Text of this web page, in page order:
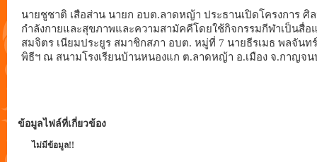
นายชูชาติ เสือส่าน นายก อบต.ลาดหญ้า ประธานเปิดโครงการ ศิ
กำลังกายและสุขภาพและความสามัคคีโดยใช้กิจกรรมกีฬาเป็นสื่อ
สมจิตร เนียมประยูร สมาชิกสภา อบต. หมู่ที่ 7 นายธีรเมธ พลจัน
พิธีฯ ณ สนามโรงเรียนบ้านหนองแก ต.ลาดหญ้า อ.เมือง จ.กาญจน
ข้อมูลไฟล์ที่เกี่ยวข้อง
ไม่มีข้อมูล!!